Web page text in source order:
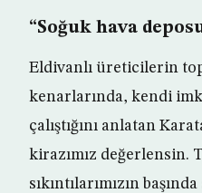
“Soğuk hava
Eldivanlı üreticilerin
kenarlarında, kendi
çalıştığını anlatan
kirazımız değerlensin.
sıkıntılarımızın